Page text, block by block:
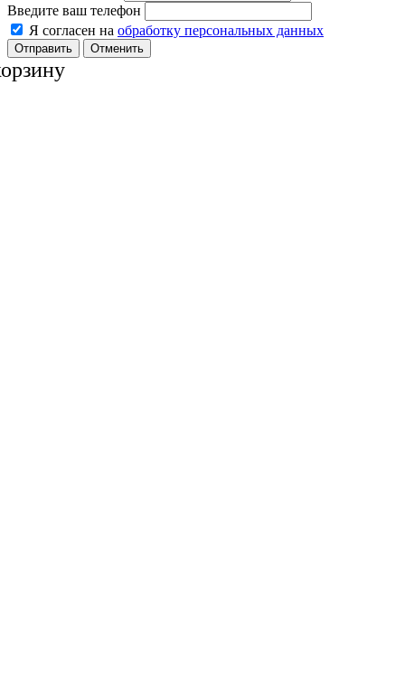
Введите ваш телефон
Я согласен на обработку персональных данных
Отменить